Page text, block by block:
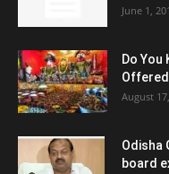
June 1,
Do You
August
Odisha
board